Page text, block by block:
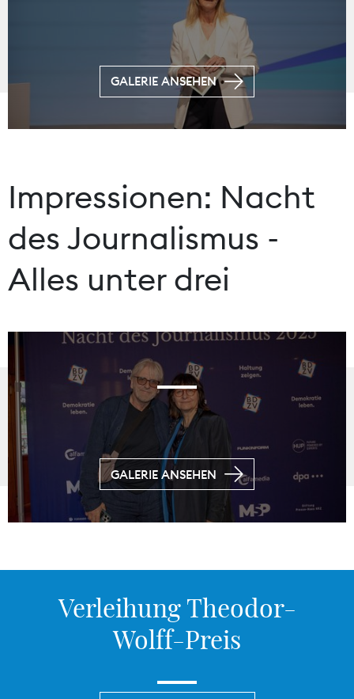
GALERIE ANSEHEN
Impressionen: Nacht
des Journalismus -
Alles unter drei
GALERIE ANSEHEN
Verleihung Theodor-
Wolff-Preis